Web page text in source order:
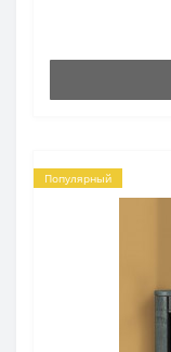
Популярный